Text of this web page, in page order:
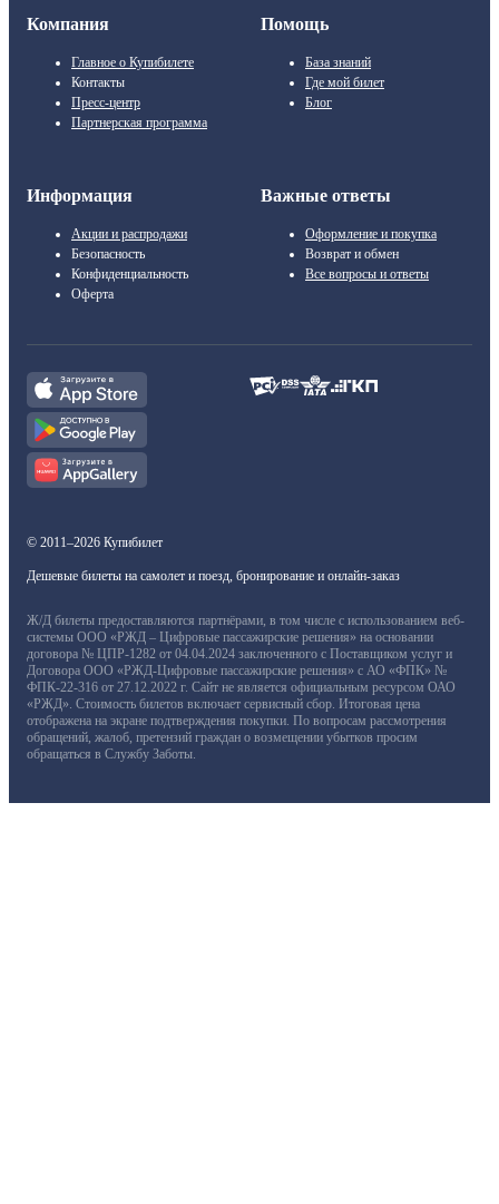
Компания
Главное о Купибилете
Контакты
Пресс-центр
Партнерская программа
Помощь
База знаний
Где мой билет
Блог
Информация
Акции и распродажи
Безопасность
Конфиденциальность
Оферта
Важные ответы
Оформление и покупка
Возврат и обмен
Все вопросы и ответы
© 2011–2026 Купибилет
Дешевые билеты на самолет и поезд, бронирование и онлайн-заказ
Ж/Д билеты предоставляются партнёрами, в том числе с использованием веб-
системы ООО «РЖД – Цифровые пассажирские решения» на основании
договора № ЦПР-1282 от 04.04.2024 заключенного с Поставщиком услуг и
Договора ООО «РЖД-Цифровые пассажирские решения» с АО «ФПК» №
ФПК-22-316 от 27.12.2022 г. Сайт не является официальным ресурсом ОАО
«РЖД». Стоимость билетов включает сервисный сбор. Итоговая цена
отображена на экране подтверждения покупки. По вопросам рассмотрения
обращений, жалоб, претензий граждан о возмещении убытков просим
обращаться в Службу Заботы.